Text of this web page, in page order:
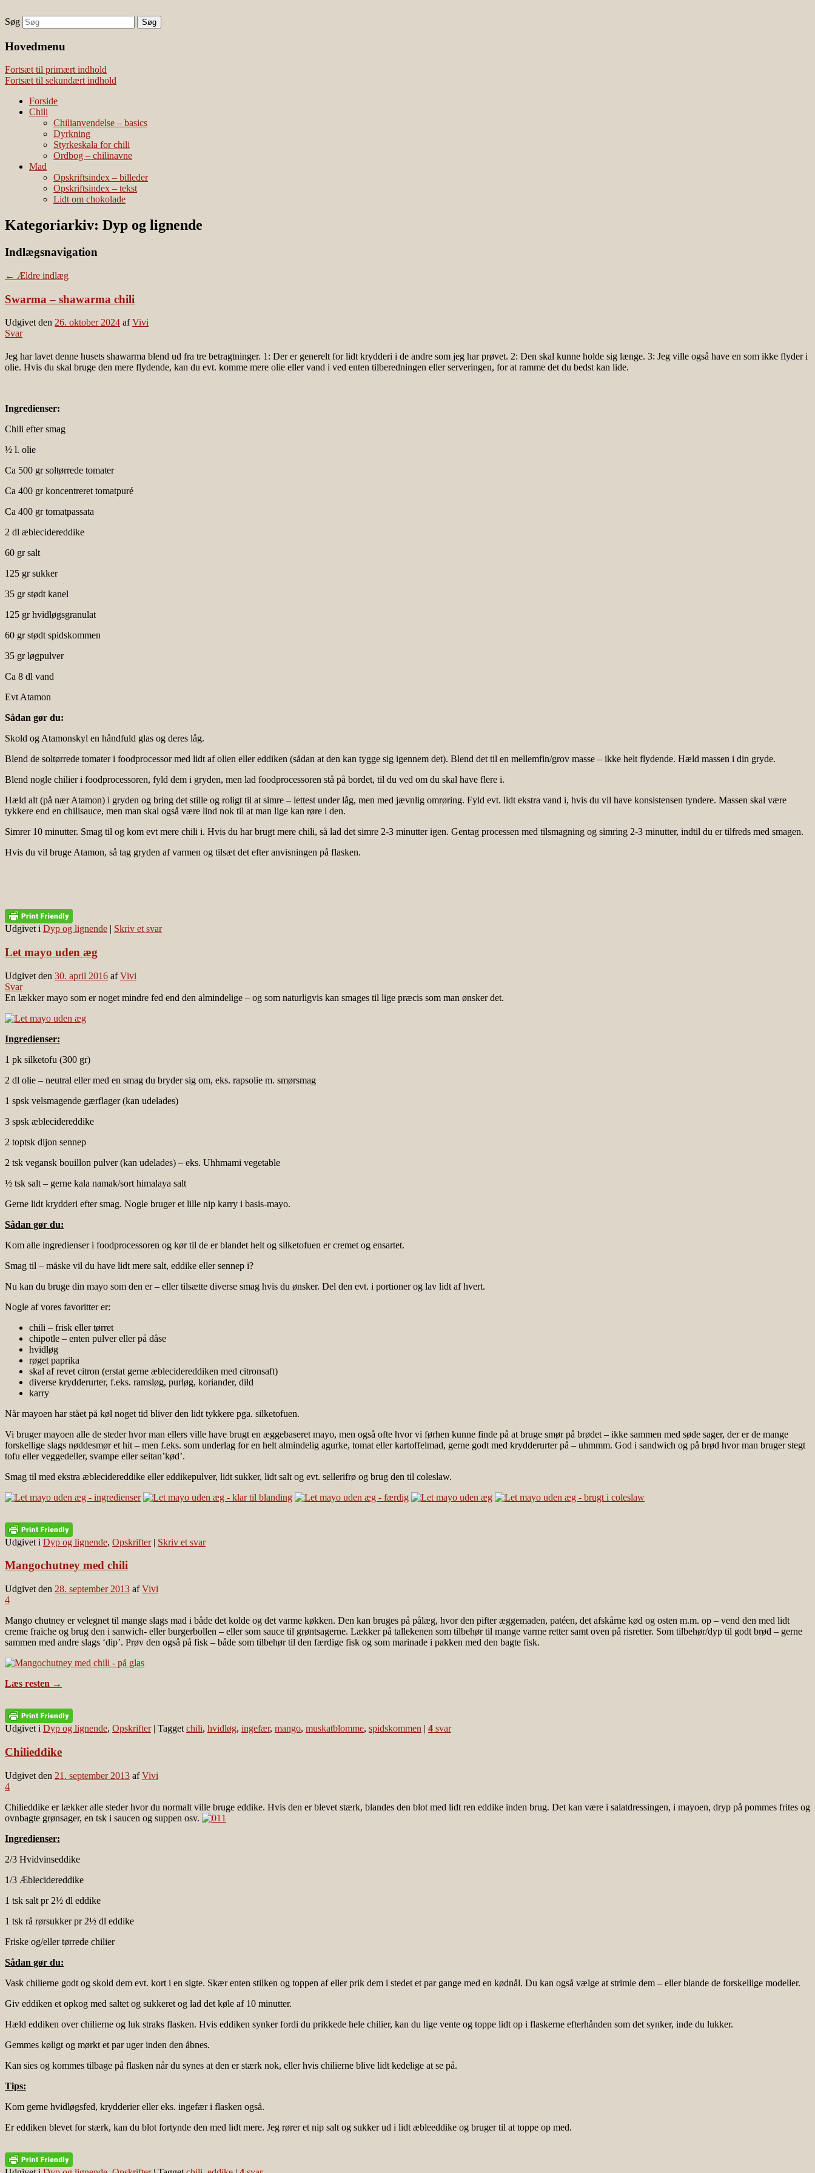
Наши партнеры
лучшие займы
Vivis chili
chili – dyrkning og mad
Søg
Hovedmenu
Fortsæt til primært indhold
Fortsæt til sekundært indhold
Forside
Chili
Chilianvendelse – basics
Dyrkning
Styrkeskala for chili
Ordbog – chilinavne
Mad
Opskriftsindex – billeder
Opskriftsindex – tekst
Lidt om chokolade
Kategoriarkiv: Dyp og lignende
Indlægsnavigation
← Ældre indlæg
Swarma – shawarma chili
Udgivet den 26. oktober 2024 afVivi
Svar
Jeg har lavet denne husets shawarma blend ud fra tre betragtninger. 1: Der er generelt for lidt krydderi i de andre som jeg har prøvet. 2: Den skal kunne holde sig længe. 3: Jeg ville også have en som ikke flyder i
olie. Hvis du skal bruge den mere flydende, kan du evt. komme mere olie eller vand i ved enten tilberedningen eller serveringen, for at ramme det du bedst kan lide.
Ingredienser:
Chili efter smag
½ l. olie
Ca 500 gr soltørrede tomater
Ca 400 gr koncentreret tomatpuré
Ca 400 gr tomatpassata
2 dl æblecidereddike
60 gr salt
125 gr sukker
35 gr stødt kanel
125 gr hvidløgsgranulat
60 gr stødt spidskommen
35 gr løgpulver
Ca 8 dl vand
Evt Atamon
Sådan gør du:
Skold og Atamonskyl en håndfuld glas og deres låg.
Blend de soltørrede tomater i foodprocessor med lidt af olien eller eddiken (sådan at den kan tygge sig igennem det). Blend det til en mellemfin/grov masse – ikke helt flydende. Hæld massen i din gryde.
Blend nogle chilier i foodprocessoren, fyld dem i gryden, men lad foodprocessoren stå på bordet, til du ved om du skal have flere i.
Hæld alt (på nær Atamon) i gryden og bring det stille og roligt til at simre – lettest under låg, men med jævnlig omrøring. Fyld evt. lidt ekstra vand i, hvis du vil have konsistensen tyndere. Massen skal være
tykkere end en chilisauce, men man skal også være lind nok til at man lige kan røre i den.
Simrer 10 minutter. Smag til og kom evt mere chili i. Hvis du har brugt mere chili, så lad det simre 2-3 minutter igen. Gentag processen med tilsmagning og simring 2-3 minutter, indtil du er tilfreds med smagen.
Hvis du vil bruge Atamon, så tag gryden af varmen og tilsæt det efter anvisningen på flasken.
Udgivet i Dyp og lignende | Skriv et svar
Let mayo uden æg
Udgivet den 30. april 2016 afVivi
Svar
En lækker mayo som er noget mindre fed end den almindelige – og som naturligvis kan smages til lige præcis som man ønsker det.
Ingredienser:
1 pk silketofu (300 gr)
2 dl olie – neutral eller med en smag du bryder sig om, eks. rapsolie m. smørsmag
1 spsk velsmagende gærflager (kan udelades)
3 spsk æblecidereddike
2 toptsk dijon sennep
2 tsk vegansk bouillon pulver (kan udelades) – eks. Uhhmami vegetable
½ tsk salt – gerne kala namak/sort himalaya salt
Gerne lidt krydderi efter smag. Nogle bruger et lille nip karry i basis-mayo.
Sådan gør du:
Kom alle ingredienser i foodprocessoren og kør til de er blandet helt og silketofuen er cremet og ensartet.
Smag til – måske vil du have lidt mere salt, eddike eller sennep i?
Nu kan du bruge din mayo som den er – eller tilsætte diverse smag hvis du ønsker. Del den evt. i portioner og lav lidt af hvert.
Nogle af vores favoritter er:
chili – frisk eller tørret
chipotle – enten pulver eller på dåse
hvidløg
røget paprika
skal af revet citron (erstat gerne æblecidereddiken med citronsaft)
diverse krydderurter, f.eks. ramsløg, purløg, koriander, dild
karry
Når mayoen har stået på køl noget tid bliver den lidt tykkere pga. silketofuen.
Vi bruger mayoen alle de steder hvor man ellers ville have brugt en æggebaseret mayo, men også ofte hvor vi førhen kunne finde på at bruge smør på brødet – ikke sammen med søde sager, der er de mange
forskellige slags nøddesmør et hit – men f.eks. som underlag for en helt almindelig agurke, tomat eller kartoffelmad, gerne godt med krydderurter på – uhmmm. God i sandwich og på brød hvor man bruger stegt
tofu eller veggedeller, svampe eller seitan’kød’.
Smag til med ekstra æblecidereddike eller eddikepulver, lidt sukker, lidt salt og evt. sellerifrø og brug den til coleslaw.
Udgivet i Dyp og lignende, Opskrifter | Skriv et svar
Mangochutney med chili
Udgivet den 28. september 2013 afVivi
4
Mango chutney er velegnet til mange slags mad i både det kolde og det varme køkken. Den kan bruges på pålæg, hvor den pifter æggemaden, patéen, det afskårne kød og osten m.m. op – vend den med lidt
creme fraiche og brug den i sanwich- eller burgerbollen – eller som sauce til grøntsagerne. Lækker på tallekenen som tilbehør til mange varme retter samt oven på risretter. Som tilbehør/dyp til godt brød – gerne
sammen med andre slags ‘dip’. Prøv den også på fisk – både som tilbehør til den færdige fisk og som marinade i pakken med den bagte fisk.
Læs resten →
Udgivet i Dyp og lignende, Opskrifter | Tagget chili, hvidløg, ingefær, mango, muskatblomme, spidskommen | 4 svar
Chilieddike
Udgivet den 21. september 2013 afVivi
4
Chilieddike er lækker alle steder hvor du normalt ville bruge eddike. Hvis den er blevet stærk, blandes den blot med lidt ren eddike inden brug. Det kan være i salatdressingen, i mayoen, dryp på pommes frites og
ovnbagte grønsager, en tsk i saucen og suppen osv.
Ingredienser:
2/3 Hvidvinseddike
1/3 Æblecidereddike
1 tsk salt pr 2½ dl eddike
1 tsk rå rørsukker pr 2½ dl eddike
Friske og/eller tørrede chilier
Sådan gør du:
Vask chilierne godt og skold dem evt. kort i en sigte. Skær enten stilken og toppen af eller prik dem i stedet et par gange med en kødnål. Du kan også vælge at strimle dem – eller blande de forskellige modeller.
Giv eddiken et opkog med saltet og sukkeret og lad det køle af 10 minutter.
Hæld eddiken over chilierne og luk straks flasken. Hvis eddiken synker fordi du prikkede hele chilier, kan du lige vente og toppe lidt op i flaskerne efterhånden som det synker, inde du lukker.
Gemmes køligt og mørkt et par uger inden den åbnes.
Kan sies og kommes tilbage på flasken når du synes at den er stærk nok, eller hvis chilierne blive lidt kedelige at se på.
Tips:
Kom gerne hvidløgsfed, krydderier eller eks. ingefær i flasken også.
Er eddiken blevet for stærk, kan du blot fortynde den med lidt mere. Jeg rører et nip salt og sukker ud i lidt æbleeddike og bruger til at toppe op med.